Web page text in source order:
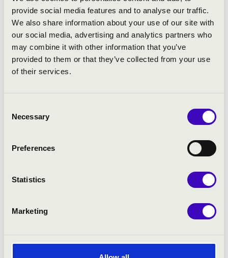
provide social media features and to analyse our traffic.
We also share information about your use of our site with
our social media, advertising and analytics partners who
may combine it with other information that you’ve
provided to them or that they’ve collected from your use
of their services.
Selection
Necessary
Preferences
Statistics
Marketing